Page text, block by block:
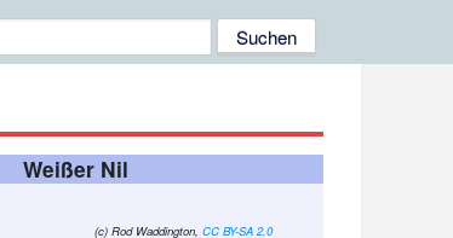
Weißer Nil
(c) Rod Waddington,CC BY-SA 2.0